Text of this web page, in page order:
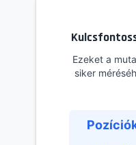
Ezeket a
siker